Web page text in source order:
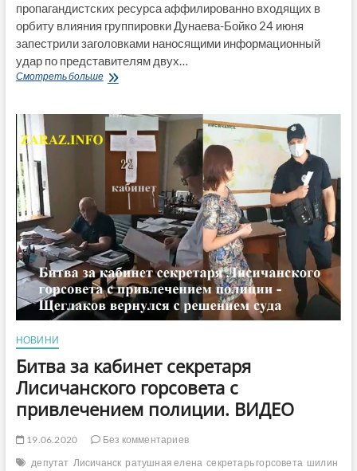
пропагандистских ресурса аффилированно входящих в
орбиту влияния группировки Дунаева-Бойко 24 июня
запестрили заголовками наносящими информационный
удар по представителям двух…
Смотреть большеГруппировка
без
суда
обвинила
коррупции
изгнала
из
Северодонецкого
райсовета
«Медведчуковских
и
Шаховских»
НОВИНИ
Битва за кабинет секретаря
Лисичанского горсовета с
привлечением полиции. ВИДЕО
19.06.2020
Без комментариев
депутат Лисичанск ратушная елена секретарь горсовета шилин